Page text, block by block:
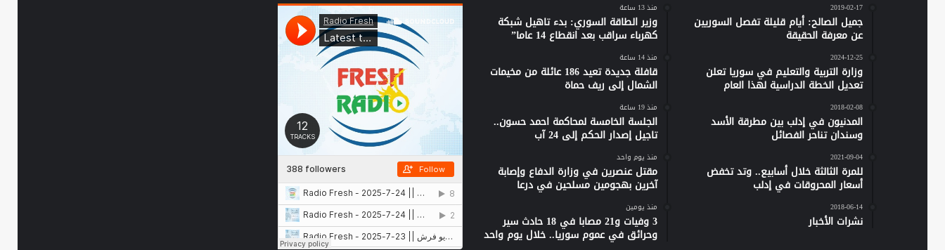
2019-02-17
جميل الصالح: أيام قليلة تفصل السوريين
عن معرفة الحقيقة
2024-12-25
وزارة التربية والتعليم في سوريا تعلن
تعديل الخطة الدراسية لهذا العام
2018-02-08
المدنيون في إدلب بين مطرقة الأسد
وسندان تناحر الفصائل
2021-09-04
للمرة الثالثة خلال أسابيع.. وتد تخفض
أسعار المحروقات في إدلب
2018-06-14
نشرات الأخبار
منذ 13 ساعة
وزير الطاقة السوري: بدء تاهيل شبكة
كهرباء سراقب بعد انقطاع 14 عاما”
منذ 14 ساعة
قافلة جديدة تعيد 186 عائلة من مخيمات
الشمال إلى ريف حماة
منذ 19 ساعة
الجلسة الخامسة لمحاكمة احمد حسون..
تاجيل إصدار الحكم إلى 24 آب
منذ يوم واحد
مقتل عنصرين في وزارة الدفاع وإصابة
آخرين بهجومين مسلحين في درعا
منذ يومين
3 وفيات و21 مصابا في 18 حادث سير
وحرائق في عموم سوريا.. خلال يوم واحد